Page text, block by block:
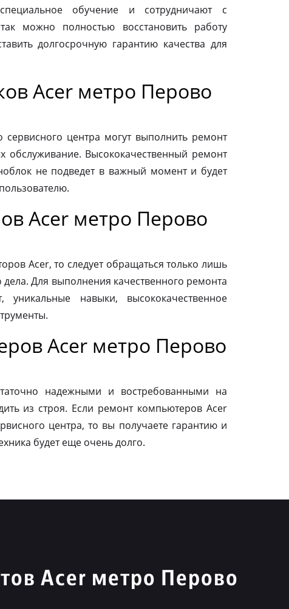
обучение и сотрудничают с
можно полностью восстановить работу
долгосрочную гарантию качества для
Acer метро Перово
сервисного центра могут выполнить ремонт
обслуживание. Высококачественный ремонт
не подведет в важный момент и будет
Acer метро Перово
Acer, то следует обращаться только лишь
Для выполнения качественного ремонта
навыки, высококачественное
Acer метро Перово
надежными и востребованными на
из строя. Если ремонт компьютеров Acer
центра, то вы получаете гарантию и
будет еще очень долго.
Acer метро Перово